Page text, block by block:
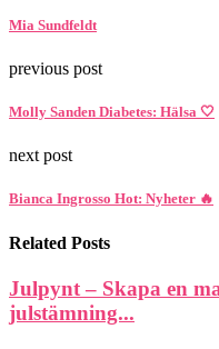
Mia Sundfeldt
previous post
Molly Sanden Diabetes: Hälsa 🤍
next post
Bianca Ingrosso Hot: Nyheter 🔥
Related Posts
Julpynt – Skapa en
julstämning...